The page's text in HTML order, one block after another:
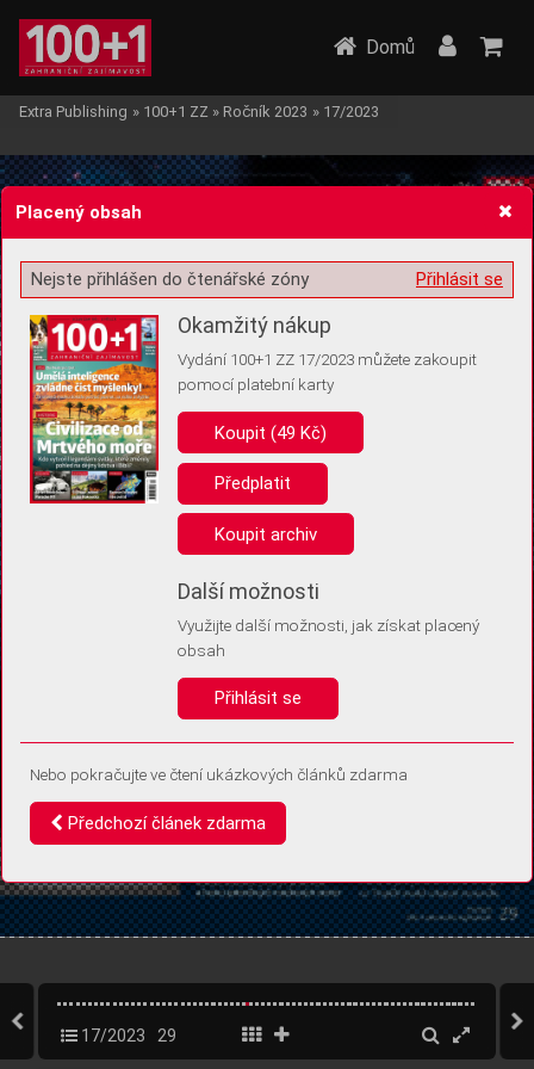
Žádost o souhlas s ukládáním volitelných informací
Pro základní fungování webu nepotřebujeme ukládat žádné informace
(tzv. cookies apod.). Rádi bychom vás ale požádali o souhlas s
uložením volitelných informací:
Anonymní unikátní ID
Díky němu příště poznáme, že se jedná o stejné zařízení, a
Identifikátor je zcela anonymní.
Vaše souhlasy a odmítnutí si ukládáme do vašeho zařízení, abychom se
vás už příště znovu neptali. Můžete je kdykoli později upravit ve Správě
Domů
Extra Publishing » 100+1 ZZ » Ročník 2023 » 17/2023
17/2023 29
Placený obsah
Přihlásit se
Nejste přihlášen do čtenářské zóny
Okamžitý nákup
Vydání 100+1 ZZ 17/2023 můžete zakoupit
pomocí platební karty
Koupit (49 Kč)
Předplatit
Koupit archiv
Další možnosti
Využijte další možnosti, jak získat placený
obsah
Přihlásit se
Nebo pokračujte ve čtení ukázkových článků zdarma
Předchozí článek zdarma